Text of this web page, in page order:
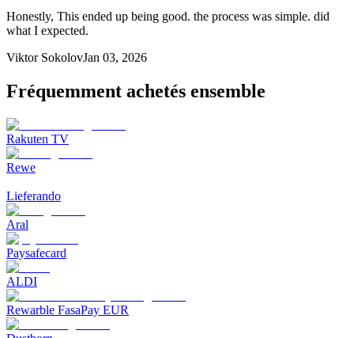
Honestly, This ended up being good. the process was simple. did
what I expected.
Viktor SokolovJan 03, 2026
Fréquemment achetés ensemble
Rakuten TV
Rewe
Lieferando
Aral
Paysafecard
ALDI
Rewarble FasaPay EUR